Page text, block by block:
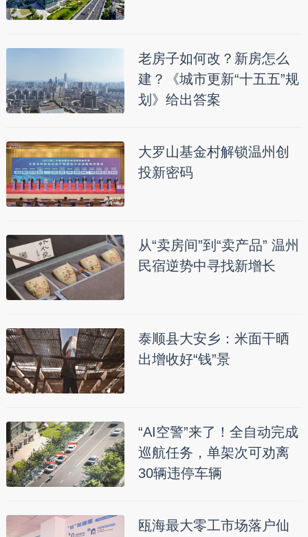
老房子如何改？新房怎么
建？《城市更新“十五五”规
划》给出答案
大罗山基金村解锁温州创
投新密码
从“卖房间”到“卖产品” 温州
民宿逆势中寻找新增长
泰顺县大安乡：米面干晒
出增收好“钱”景
“AI空警”来了！全自动完成
巡航任务，单架次可劝离
30辆违停车辆
瓯海最大零工市场落户仙